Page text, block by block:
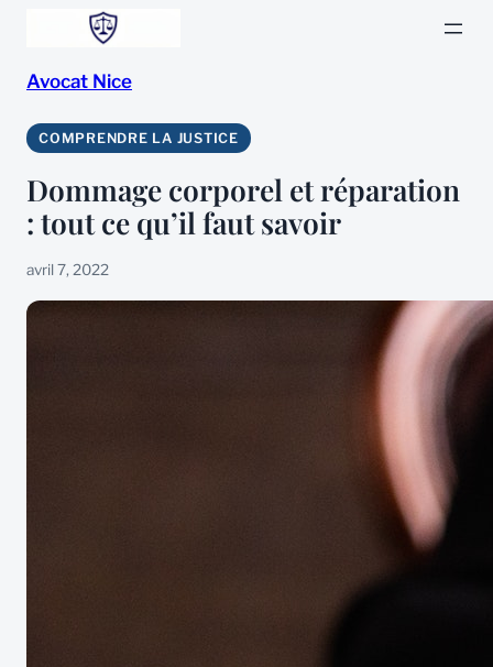
contenu
Avocat Nice
COMPRENDRE LA JUSTICE
Dommage corporel et réparation
: tout ce qu’il faut savoir
avril 7, 2022